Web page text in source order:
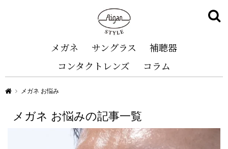
メガネ サングラス
補聴器
コンタクトレンズ
コラム
Aigan STYLE（メガネ・めがね）
メガネ お悩み
メガネ お悩みの記事一覧